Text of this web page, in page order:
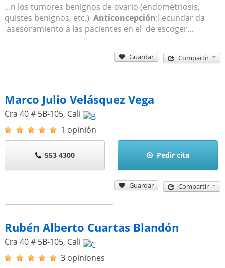
...n los tumores benignos de ovario (endometriosis,
quistes benignos, etc.) Anticoncepción:Fecundar da
asesoramiento a las pacientes en el de escoger...
Guardar Compartir
Marco Julio Velásquez Vega
Cra 40 # 5B-105, Cali
1 opinión
553 4300 Pedir cita
Guardar Compartir
Rubén Alberto Cuartas Blandón
Cra 40 # 5B-105, Cali
3 opiniones